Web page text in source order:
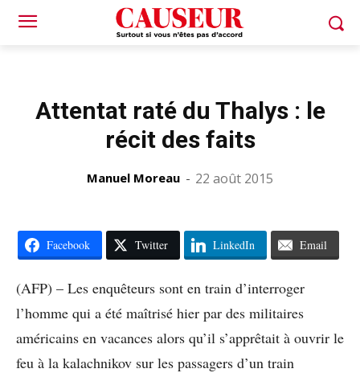
Attentat raté du Thalys : le
récit des faits
Manuel Moreau - 22 août 2015
Facebook Twitter LinkedIn Email
(AFP) – Les enquêteurs sont en train d’interroger
l’homme qui a été maîtrisé hier par des militaires
américains en vacances alors qu’il s’apprêtait à ouvrir le
feu à la kalachnikov sur les passagers d’un train